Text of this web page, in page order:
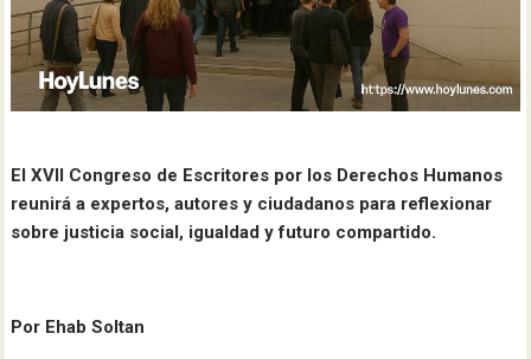
El XVII Congreso de Escritores por los Derechos Humanos
reunirá a expertos, autores y ciudadanos para reflexionar
sobre justicia social, igualdad y futuro compartido.
Por Ehab Soltan